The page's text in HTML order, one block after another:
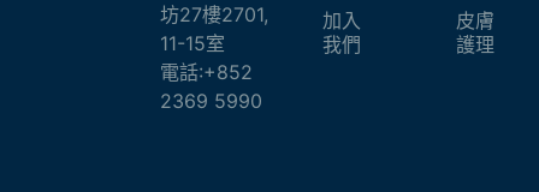
皮膚
護理
加入
我們
坊27樓2701,
11-15室
電話:+852
2369 5990